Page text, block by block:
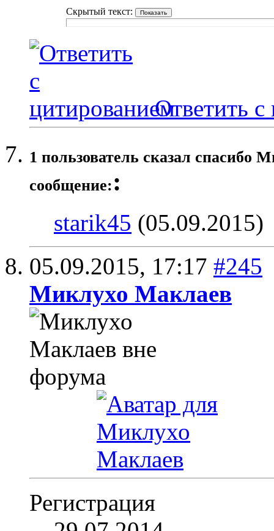
Скрытый текст:
Ответить с
1 пользователь сказал cпасибо
сообщение::
starik45 (05.09.2015)
05.09.2015, 17:17 #245
Миклухо Маклаев
Регистрация